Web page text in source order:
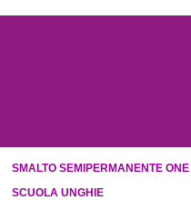
SMALTO SEMIPERMANENTE
SCUOLA UNGHIE